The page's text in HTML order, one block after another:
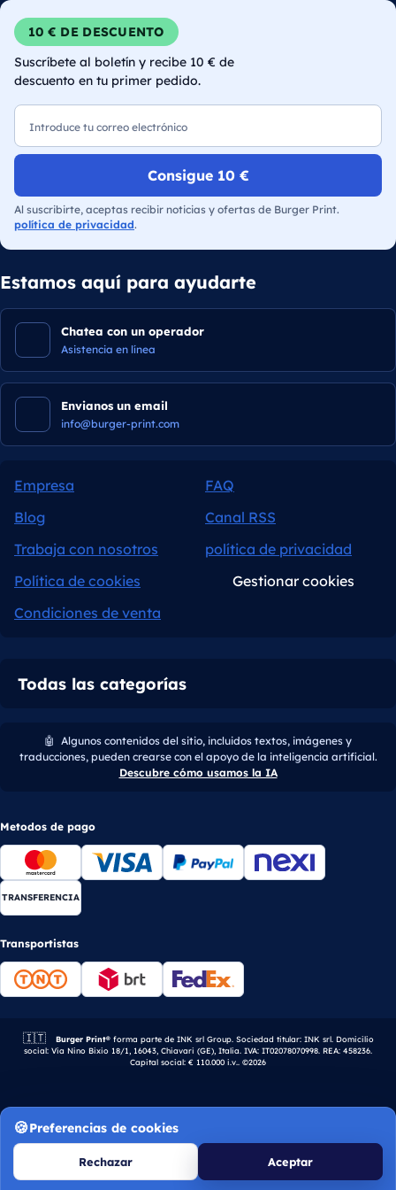
10 € DE DESCUENTO
Suscríbete al boletín y recibe 10 € de
descuento en tu primer pedido.
Consigue 10 €
Al suscribirte, aceptas recibir noticias y ofertas de Burger Print.
política de privacidad.
Estamos aquí para ayudarte
Chatea con un operador
Asistencia en línea
Envianos un email
info@burger-print.com
Empresa
FAQ
Blog
Canal RSS
Trabaja con nosotros
política de privacidad
Política de cookies
Gestionar cookies
Condiciones de venta
Todas las categorías
🤖 Algunos contenidos del sitio, incluidos textos, imágenes y
traducciones, pueden crearse con el apoyo de la inteligencia artificial.
Descubre cómo usamos la IA
Metodos de pago
TRANSFERENCIA
Transportistas
🇮🇹 Empresa italiana.
Burger Print®forma parte de INK srl Group. Sociedad titular: INK srl. Domicilio
social: Via Nino Bixio 18/1, 16043, Chiavari (GE), Italia. IVA: IT02078070998. REA: 458236.
Capital social: € 110.000 i.v.. ©2026
Preferencias de cookies
Rechazar Aceptar